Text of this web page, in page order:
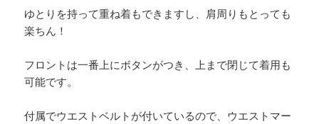
ゆとりを持って重ね着もできますし、肩周りもとっても
楽ちん！
フロントは一番上にボタンがつき、上まで閉じて着用も
可能です。
付属でウエストベルトが付いているので、ウエストマー